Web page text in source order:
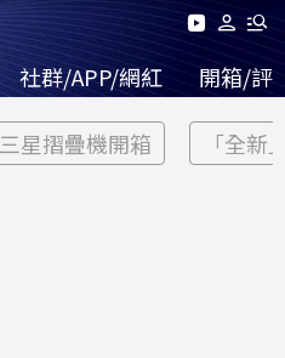
社群/APP/網紅 開箱/評
三星摺疊機開箱 「全新